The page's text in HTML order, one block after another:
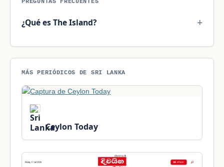
¿Qué es The Island?
MÁS PERIÓDICOS DE SRI LANKA
Ceylon Today